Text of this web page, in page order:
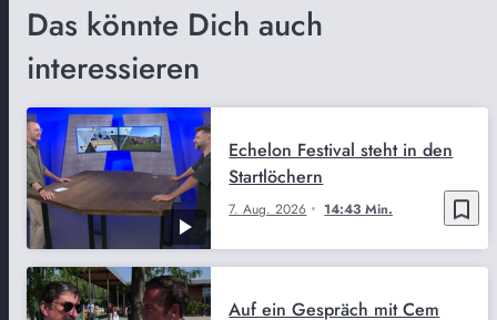
Das könnte Dich auch
interessieren
bookmark_border
7. Aug. 2026 14:43 Min.
Echelon Festival steht in den
Startlöchern
Auf ein Gespräch mit Cem